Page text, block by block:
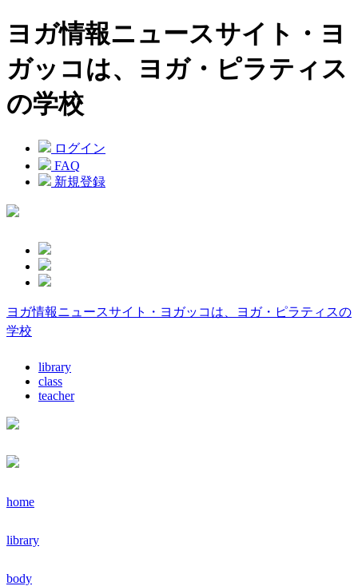
ヨガ情報ニュースサイト・ヨ
ガッコは、ヨガ・ピラティス
の学校
ログイン
FAQ
新規登録
ヨガ情報ニュースサイト・ヨガッコは、ヨガ・ピラティスの
学校
library
class
teacher
home
library
body